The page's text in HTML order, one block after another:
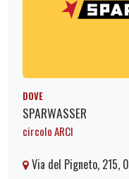
DOVE
SPARWASSER
circolo ARCI
Via del Pigneto, 215,